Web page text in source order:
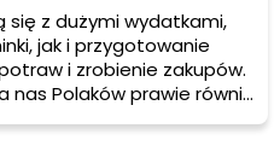
się z dużymi wydatkami,
jak i przygotowanie
i zrobienie zakupów.
nas Polaków prawie równie
Wśród rankingów